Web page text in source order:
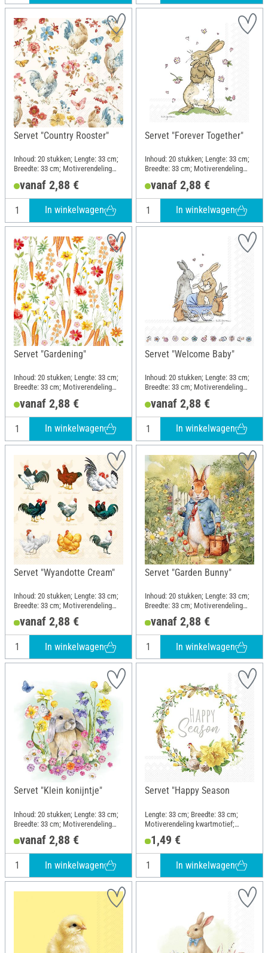
Servet "Country Rooster"
Inhoud: 20 stukken; Lengte: 33 cm;
Breedte: 33 cm; Motiverendeling
geheel motief; Materiaal: Papier
vanaf 2,88 €
In winkelwagen
Servet "Forever Together"
Inhoud: 20 stukken; Lengte: 33 cm;
Breedte: 33 cm; Motiverendeling
kwartmotief; Materiaal: Papier
vanaf 2,88 €
In winkelwagen
Servet "Gardening"
Inhoud: 20 stukken; Lengte: 33 cm;
Breedte: 33 cm; Motiverendeling
geheel motief; Materiaal: Papier
vanaf 2,88 €
In winkelwagen
Servet "Welcome Baby"
Inhoud: 20 stukken; Lengte: 33 cm;
Breedte: 33 cm; Motiverendeling
kwartmotief; Materiaal: Papier
vanaf 2,88 €
In winkelwagen
Servet "Wyandotte Cream"
Inhoud: 20 stukken; Lengte: 33 cm;
Breedte: 33 cm; Motiverendeling
halfmotief; Materiaal: Papier
vanaf 2,88 €
In winkelwagen
Servet "Garden Bunny"
Inhoud: 20 stukken; Lengte: 33 cm;
Breedte: 33 cm; Motiverendeling
kwartmotief; Materiaal: Papier
vanaf 2,88 €
In winkelwagen
Servet "Klein konijntje"
Inhoud: 20 stukken; Lengte: 33 cm;
Breedte: 33 cm; Motiverendeling
kwartmotief; Materiaal: Papier
vanaf 2,88 €
In winkelwagen
Servet "Happy Season
Lengte: 33 cm; Breedte: 33 cm;
Motiverendeling kwartmotief;
Materiaal: Papier
1,49 €
In winkelwagen